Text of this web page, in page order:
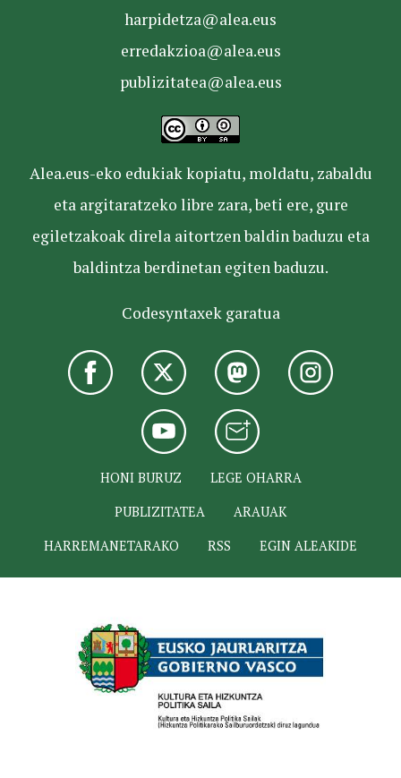
harpidetza@alea.eus
erredakzioa@alea.eus
publizitatea@alea.eus
Alea.eus-eko edukiak kopiatu, moldatu, zabaldu
eta argitaratzeko libre zara, beti ere, gure
egiletzakoak direla aitortzen baldin baduzu eta
baldintza berdinetan egiten baduzu.
Codesyntaxek garatua
HONI BURUZ
LEGE OHARRA
PUBLIZITATEA
ARAUAK
HARREMANETARAKO
RSS EGIN ALEAKIDE